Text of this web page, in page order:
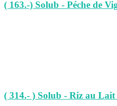
( 163.-) Solub - Péche de
( 314.- ) Solub - Riz au